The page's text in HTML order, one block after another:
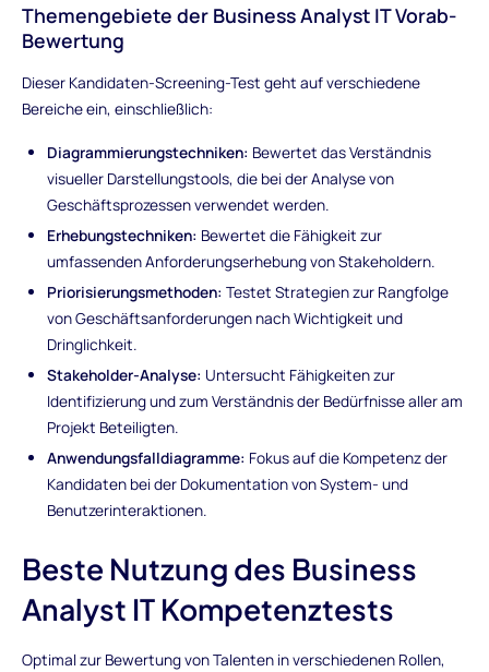
Themengebiete der Business Analyst IT Vorab-
Bewertung
Dieser Kandidaten-Screening-Test geht auf verschiedene
Bereiche ein, einschließlich:
Diagrammierungstechniken: Bewertet das Verständnis
visueller Darstellungstools, die bei der Analyse von
Geschäftsprozessen verwendet werden.
Erhebungstechniken: Bewertet die Fähigkeit zur
umfassenden Anforderungserhebung von Stakeholdern.
Priorisierungsmethoden: Testet Strategien zur Rangfolge
von Geschäftsanforderungen nach Wichtigkeit und
Dringlichkeit.
Stakeholder-Analyse: Untersucht Fähigkeiten zur
Identifizierung und zum Verständnis der Bedürfnisse aller am
Projekt Beteiligten.
Anwendungsfalldiagramme: Fokus auf die Kompetenz der
Kandidaten bei der Dokumentation von System- und
Benutzerinteraktionen.
Beste Nutzung des Business
Analyst IT Kompetenztests
Optimal zur Bewertung von Talenten in verschiedenen Rollen,